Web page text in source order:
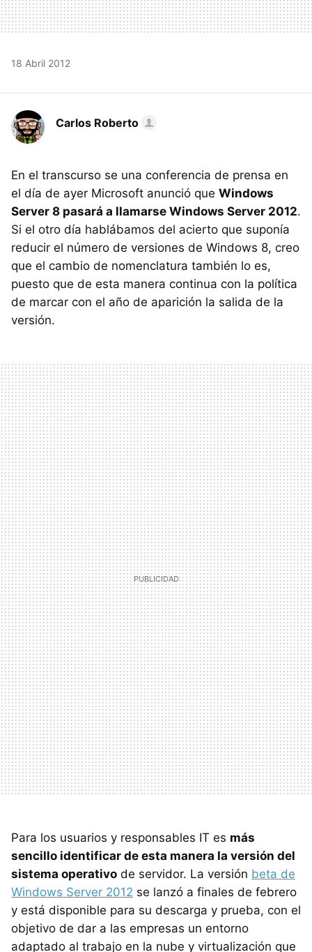
18 Abril 2012
Carlos Roberto
En el transcurso se una conferencia de prensa en
el día de ayer Microsoft anunció que Windows
Server 8 pasará a llamarse Windows Server 2012.
Si el otro día hablábamos del acierto que suponía
reducir el número de versiones de Windows 8, creo
que el cambio de nomenclatura también lo es,
puesto que de esta manera continua con la política
de marcar con el año de aparición la salida de la
versión.
Para los usuarios y responsables IT es más
sencillo identificar de esta manera la versión del
sistema operativo de servidor. La versión beta de
Windows Server 2012 se lanzó a finales de febrero
y está disponible para su descarga y prueba, con el
objetivo de dar a las empresas un entorno
adaptado al trabajo en la nube y virtualización que